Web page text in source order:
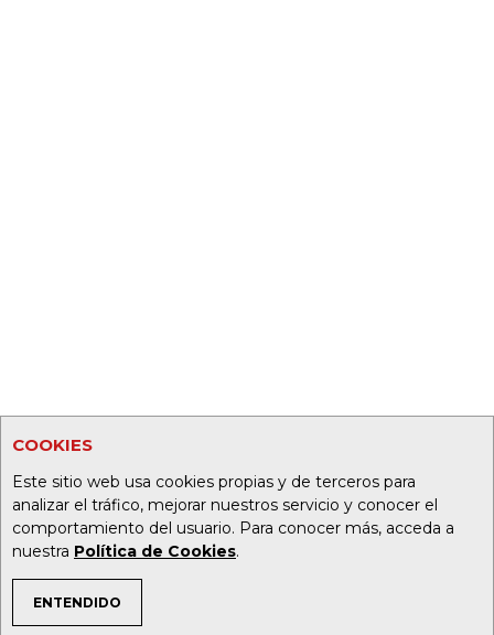
COOKIES
Este sitio web usa cookies propias y de terceros para
analizar el tráfico, mejorar nuestros servicio y conocer el
comportamiento del usuario. Para conocer más, acceda a
nuestra Política de Cookies.
ENTENDIDO
TEMAS DE INTERÉS